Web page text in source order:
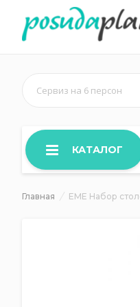
Сервиз на 6 персон
КАТАЛОГ
Главная EME Набор